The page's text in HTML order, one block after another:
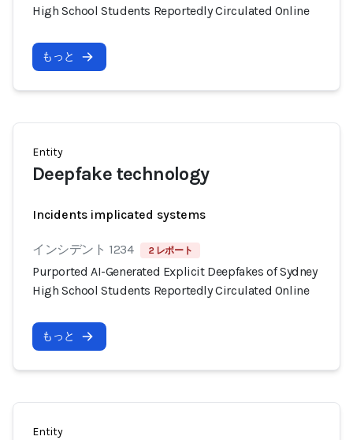
High School Students Reportedly Circulated Online
もっと
Entity
Deepfake technology
Incidents implicated systems
インシデント 1234 2 レポート
Purported AI-Generated Explicit Deepfakes of Sydney
High School Students Reportedly Circulated Online
もっと
Entity